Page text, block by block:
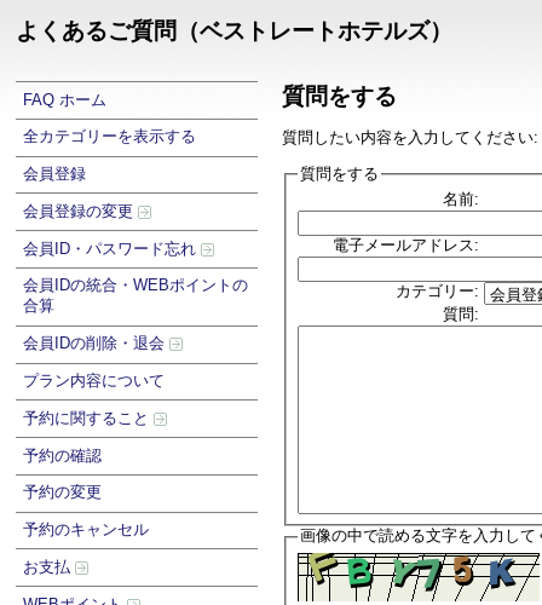
よくあるご質問（ベストレートホテルズ）
FAQ ホーム
全カテゴリーを表示する
会員登録
会員登録の変更
会員ID・パスワード忘れ
会員IDの統合・WEBポイントの
合算
会員IDの削除・退会
プラン内容について
予約に関すること
予約の確認
予約の変更
予約のキャンセル
お支払
質問をする
質問したい内容を入力してください:
質問をする
名前:
電子メールアドレス:
カテゴリー:
質問:
画像の中で読める文字を入力して